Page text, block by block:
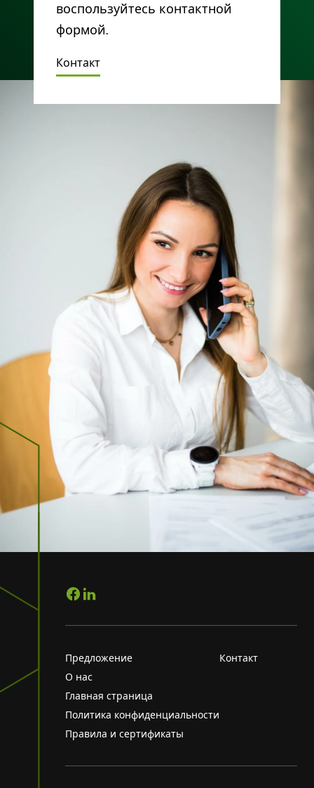
воспользуйтесь контактной
формой.
Контакт
Предложение
О нас
Главная страница
Политика конфиденциальности
Правила и сертификаты
Контакт